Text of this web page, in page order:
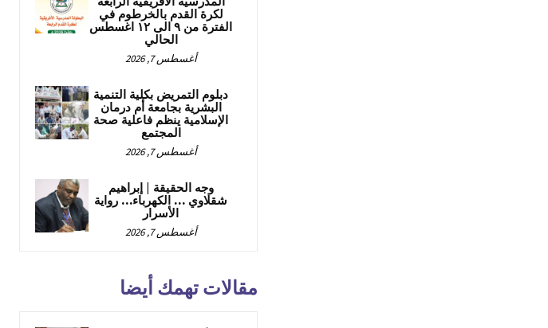
لكرة القدم بالخرطوم في
الفترة من ٩ الى ١٢ اغسطس
الحالي
أغسطس 7, 2026
دبلوم التمريض بكلية التنمية
البشرية بجامعة أم درمان
الإسلامية ينظم فاعلية صحة
المجتمع
أغسطس 7, 2026
وجه الحقيقة | إبراهيم
شقلاوي … الكهرباء… رواية
الأسرار
أغسطس 7, 2026
مقالات تهمك أيضا